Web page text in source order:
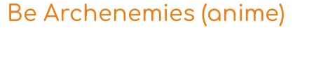
Be Archenemies (anime)